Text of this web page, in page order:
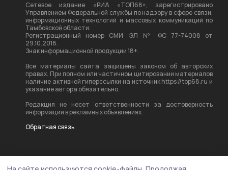
Сетевое издание «РИА «ТОП68», зарегистрировано
Управлением Федеральной службы по надзору в сфере связи,
информационных технологий и массовых коммуникаций по
Тамбовской области.
Регистрационный номер СМИ: ЭЛ № ФС 77-74008 от
29.10.2018.
Знак информационной продукции 18+.
Все материалы сайта защищены законом об авторских
правах. При полном или частичном цитировании материалов
наличие активной гиперссылки на источник https://top68.ru и
указание автора обязательно.
Редакция не несет ответственности за достоверность
информации в рекламных объявлениях.
Обратная связь